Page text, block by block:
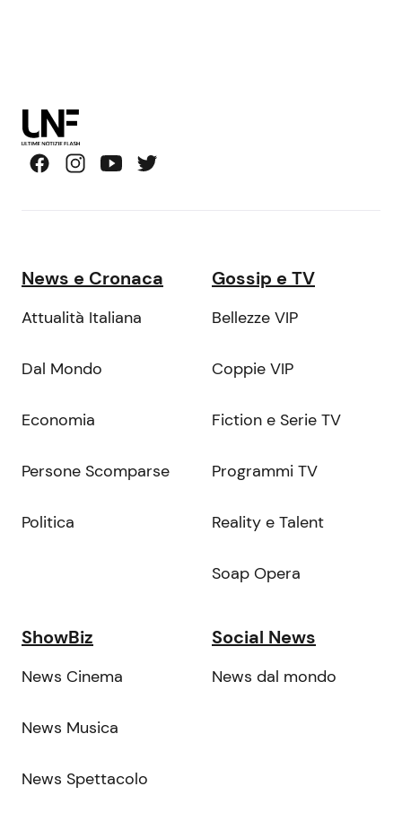
News e Cronaca
Attualità Italiana
Dal Mondo
Economia
Persone Scomparse
Politica
Gossip e TV
Bellezze VIP
Coppie VIP
Fiction e Serie TV
Programmi TV
Reality e Talent
Soap Opera
ShowBiz
News Cinema
News Musica
News Spettacolo
Social News
News dal mondo